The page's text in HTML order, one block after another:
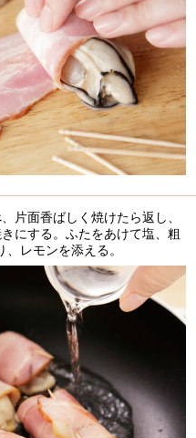
片面香ばしく焼けたら返し、
にする。ふたをあけて塩、粗
レモンを添える。